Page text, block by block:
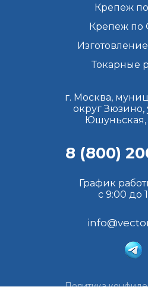
График
с 9:00 до
г. Москва,
округ Зюзино,
Юшуньская,
Крепеж
Крепеж по
Токарные
Политика
8 (800)